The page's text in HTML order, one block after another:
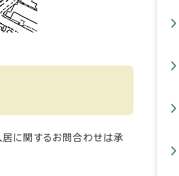
に関するお問合わせは承